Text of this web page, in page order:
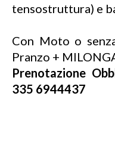
tensostruttura) e
Con Moto o
Pranzo +
Prenotazione
335 6944437